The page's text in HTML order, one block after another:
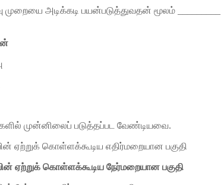
முறையை அடிக்கடி பயன்படுத்துவதன் மூலம் _________
முன்னிலைப் படுத்தப்பட வேண்டியவை.
ஏற்றுக் கொள்ளக்கூடிய எதிர்மறையான பகுதி
ஏற்றுக் கொள்ளக்கூடிய நேர்மறையான பகுதி